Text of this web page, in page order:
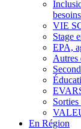
VIE
Stage
EPA,
Autres
En Région